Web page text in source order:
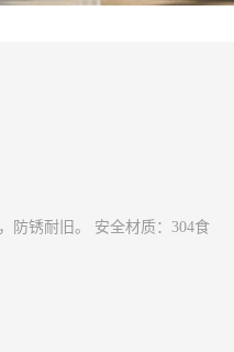
防锈耐旧。 安全材质：304食